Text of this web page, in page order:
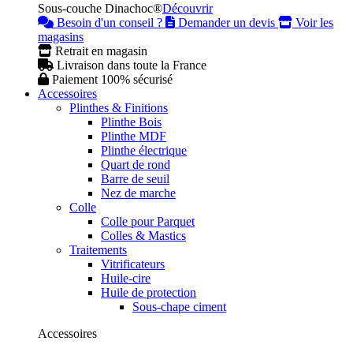
Sous-couche Dinachoc®Découvrir
Besoin d'un conseil ?
Demander un devis
Voir les
magasins
Retrait en magasin
Livraison dans toute la France
Paiement 100% sécurisé
Accessoires
Plinthes & Finitions
Plinthe Bois
Plinthe MDF
Plinthe électrique
Quart de rond
Barre de seuil
Nez de marche
Colle
Colle pour Parquet
Colles & Mastics
Traitements
Vitrificateurs
Huile-cire
Huile de protection
Sous-chape ciment
Accessoires